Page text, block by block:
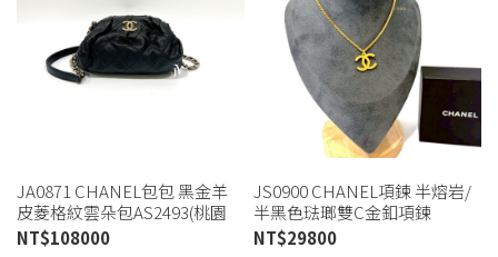
JA0871 CHANEL包包 黑金羊
皮菱格紋雲朵包AS2493(桃園
店)
NT$108000
JS0900 CHANEL項鍊 半熔岩/
半黑色琺瑯雙C金釦項鍊
ABC480 (板橋店)
NT$29800